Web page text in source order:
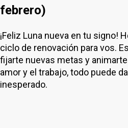
febrero)
¡Feliz Luna nueva en tu signo!
ciclo de renovación para vos.
fijarte nuevas metas y animarte
amor y el trabajo, todo puede
inesperado.